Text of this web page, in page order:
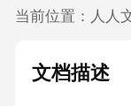
当前位置： 人人
文档描述